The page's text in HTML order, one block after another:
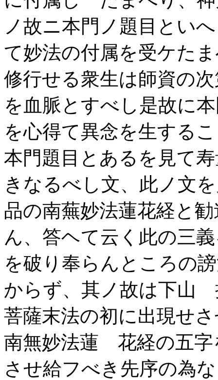
ノ故ニ本門ノ題目とい
て妙法の付属を受ケた
修行せる衆生は師資の
を血脈とすべし是故に
を心得て異念を生する
本門題目とあるを見て
きなるべし文、此ノ文
品の南蕪妙法蓮花経と
ん、答ヘて云く此の三
を破り奉らんところの
からず、其ノ故は下山
菩薩末法の初に出現せ
南無妙法蓮 花経の五字
させ給フべき先序の為